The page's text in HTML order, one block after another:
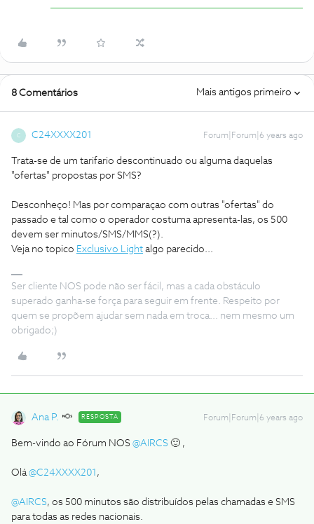
8 Comentários Mais antigos primeiro
C C24XXXX201 Forum|Forum|6 years ago
Trata-se de um tarifario descontinuado ou alguma daquelas
"ofertas" propostas por SMS?
Desconheço! Mas por comparaçao com outras "ofertas" do
passado e tal como o operador costuma apresenta-las, os 500
devem ser minutos/SMS/MMS(?).
Veja no topico Exclusivo Light algo parecido...
Ser cliente NOS pode não ser fácil, mas a cada obstáculo
superado ganha-se força para seguir em frente. Respeito por
quem se propõem ajudar sem nada em troca... nem mesmo um
obrigado;)
Ana P. RESPOSTA Forum|Forum|6 years ago
Bem-vindo ao Fórum NOS @AIRCS 🙂 ,
Olá@C24XXXX201 ,
@AIRCS, os 500 minutos são distribuídos pelas chamadas e SMS
para todas as redes nacionais.